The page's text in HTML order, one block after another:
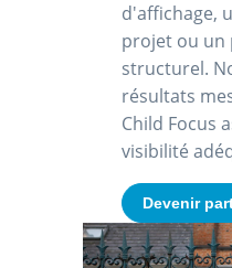
d'affichage,
projet ou
structurel.
résultats
Child Focus
visibilité
Devenir